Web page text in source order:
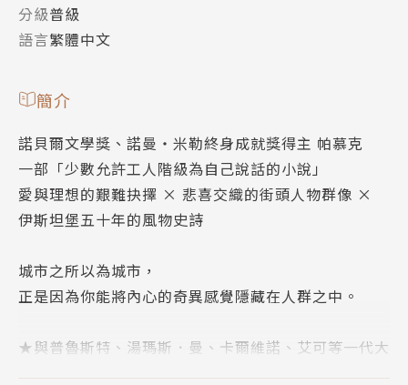
分級普級
語言繁體中文
簡介
諾貝爾文學獎、諾曼‧米勒終身成就獎得主 帕慕克
一部「少數允許工人階級為自己說話的小說」
愛與理想的艱難抉擇 × 悲喜交織的街頭人物群像 ×
伊斯坦堡五十年的風物史詩
城市之所以為城市，
正是因為你能將內心的奇異感覺隱藏在人群之中。
★與普魯斯特、湯瑪斯．曼、卡爾維諾、艾可等一代大